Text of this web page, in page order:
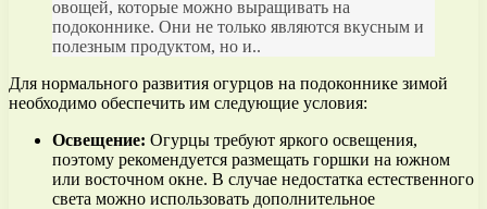
овощей, которые можно выращивать на
подоконнике. Они не только являются вкусным и
полезным продуктом, но и..
Для нормального развития огурцов на подоконнике зимой
необходимо обеспечить им следующие условия:
Освещение: Огурцы требуют яркого освещения,
поэтому рекомендуется размещать горшки на южном
или восточном окне. В случае недостатка естественного
света можно использовать дополнительное